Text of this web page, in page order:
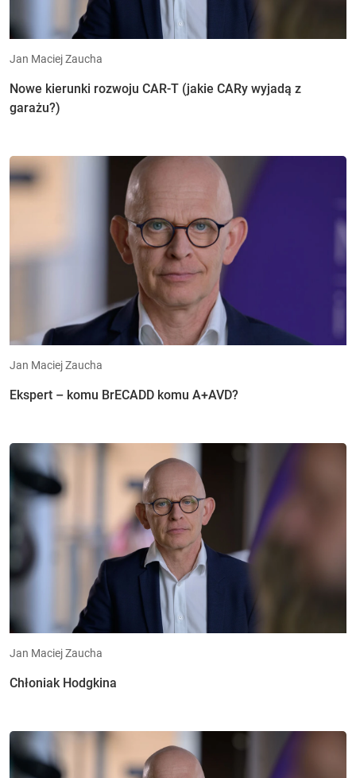
Jan Maciej Zaucha
Nowe kierunki rozwoju CAR-T (jakie CARy wyjadą z
garażu?)
Jan Maciej Zaucha
Ekspert – komu BrECADD komu A+AVD?
Jan Maciej Zaucha
Chłoniak Hodgkina